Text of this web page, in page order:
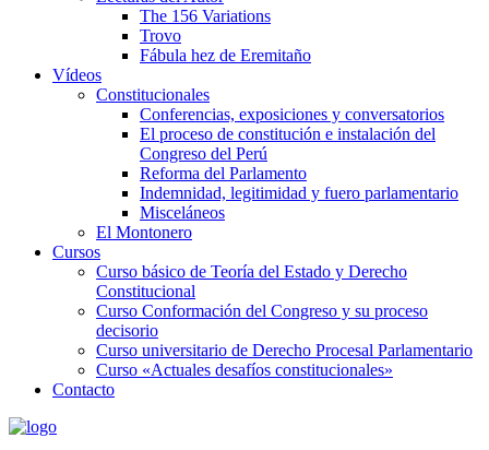
The 156 Variations
Trovo
Fábula hez de Eremitaño
Vídeos
Constitucionales
Conferencias, exposiciones y conversatorios
El proceso de constitución e instalación del
Congreso del Perú
Reforma del Parlamento
Indemnidad, legitimidad y fuero parlamentario
Misceláneos
El Montonero
Cursos
Curso básico de Teoría del Estado y Derecho
Constitucional
Curso Conformación del Congreso y su proceso
decisorio
Curso universitario de Derecho Procesal Parlamentario
Curso «Actuales desafíos constitucionales»
Contacto